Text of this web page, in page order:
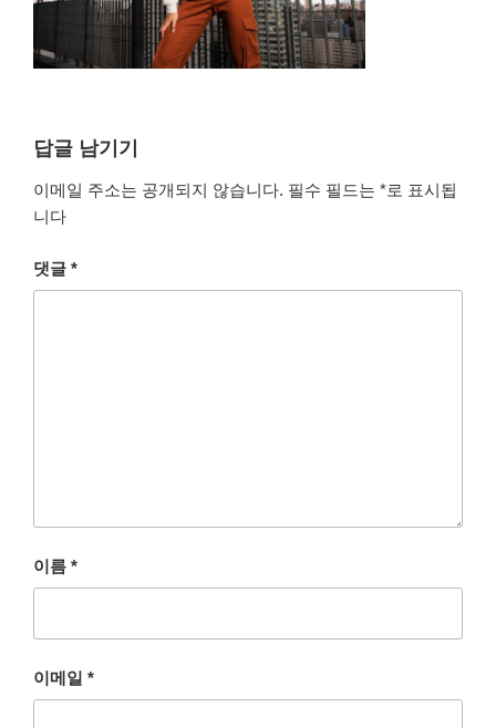
답글 남기기
이메일 주소는 공개되지 않습니다. 필수 필드는 *로 표시됩
니다
댓글 *
이름 *
이메일 *